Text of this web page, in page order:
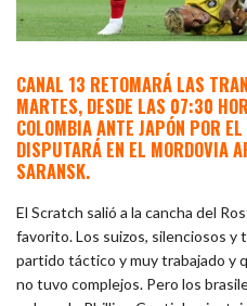
CANAL 13 RETOMARÁ LAS
MARTES, DESDE LAS 07:30
COLOMBIA ANTE JAPÓN POR
DISPUTARÁ EN EL MORDOVIA
SARANSK.
El Scratch salió a la cancha del
favorito. Los suizos, silenciosos y
partido táctico y muy trabajado y
no tuvo complejos. Pero los